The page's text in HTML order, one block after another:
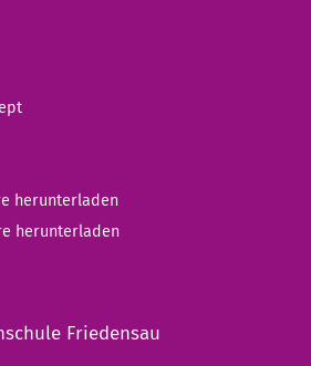
herunterladen
herunterladen
Friedensau